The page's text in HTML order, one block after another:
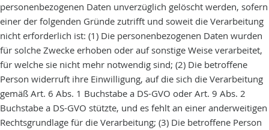
personenbezogenen Daten unverzüglich gelöscht werden, sofern
einer der folgenden Gründe zutrifft und soweit die Verarbeitung
nicht erforderlich ist: (1) Die personenbezogenen Daten wurden
für solche Zwecke erhoben oder auf sonstige Weise verarbeitet,
für welche sie nicht mehr notwendig sind; (2) Die betroffene
Person widerruft ihre Einwilligung, auf die sich die Verarbeitung
gemäß Art. 6 Abs. 1 Buchstabe a DS-GVO oder Art. 9 Abs. 2
Buchstabe a DS-GVO stützte, und es fehlt an einer anderweitigen
Rechtsgrundlage für die Verarbeitung; (3) Die betroffene Person